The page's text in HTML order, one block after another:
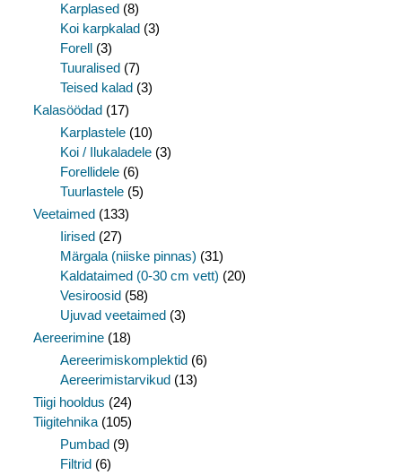
Karplased (8)
Koi karpkalad (3)
Forell (3)
Tuuralised (7)
Teised kalad (3)
Kalasöödad (17)
Karplastele (10)
Koi / Ilukaladele (3)
Forellidele (6)
Tuurlastele (5)
Veetaimed (133)
Iirised (27)
Märgala (niiske pinnas) (31)
Kaldataimed (0-30 cm vett) (20)
Vesiroosid (58)
Ujuvad veetaimed (3)
Aereerimine (18)
Aereerimiskomplektid (6)
Aereerimistarvikud (13)
Tiigi hooldus (24)
Tiigitehnika (105)
Pumbad (9)
Filtrid (6)